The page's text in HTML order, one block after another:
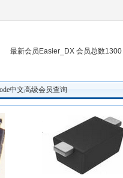
最新会员Easier_DX 会员总数1300
中文高级会员查询